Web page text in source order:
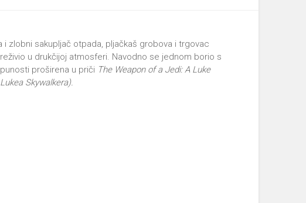
zlobni sakupljač otpada, pljačkaš grobova i trgovac
u drukčijoj atmosferi. Navodno se jednom borio s
proširena u priči The Weapon of a Jedi: A Luke
Skywalkera).